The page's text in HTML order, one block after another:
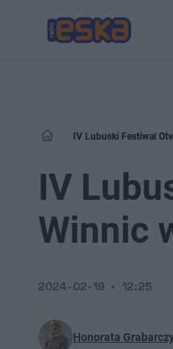
IV Lubuski Festiwal
IV
Winnic
Honorata
2024-02-19 12:25